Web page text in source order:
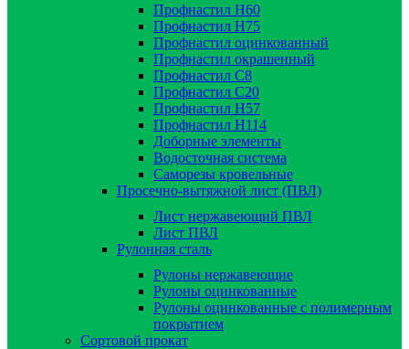
Профнастил Н60
Профнастил Н75
Профнастил оцинкованный
Профнастил окрашенный
Профнастил С8
Профнастил С20
Профнастил Н57
Профнастил Н114
Доборные элементы
Водосточная система
Саморезы кровельные
Просечно-вытяжной лист (ПВЛ)
Лист нержавеющий ПВЛ
Лист ПВЛ
Рулонная сталь
Рулоны нержавеющие
Рулоны оцинкованные
Рулоны оцинкованные с полимерным
покрытием
Сортовой прокат